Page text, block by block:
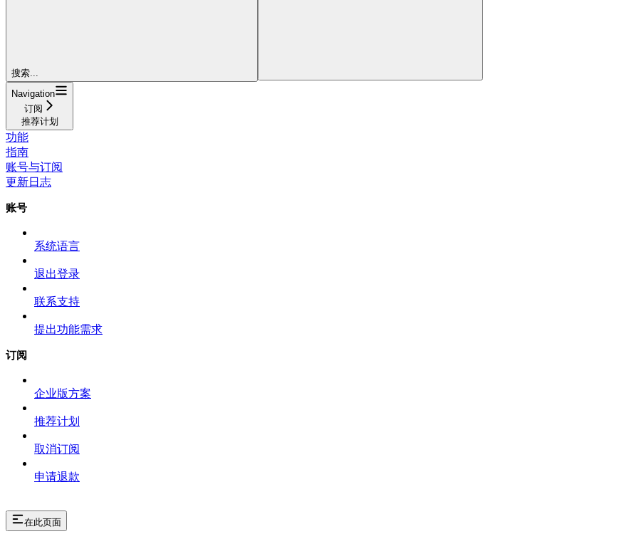
搜索...
Navigation
订阅
推荐计划
功能
指南
账号与订阅
更新日志
账号
系统语言
退出登录
联系支持
提出功能需求
订阅
企业版方案
推荐计划
取消订阅
申请退款
在此页面